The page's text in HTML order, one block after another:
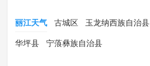
丽江天气 古城区 玉龙纳西族自治县
华坪县 宁蒗彝族自治县